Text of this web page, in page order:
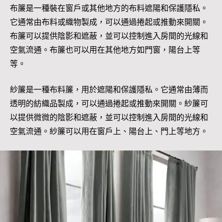
布簾是一種裝在窗戶或其他地方的布料遮陽和保護隱私。
它通常由布料或織物製成，可以通過捲起或推動來開關。
布簾可以提供陰影和遮蔽，並可以控制進入房間的光線和
空氣流通。布簾也可以用在其他地方如門窗，陽台上等
等。
紗簾是一種布料簾，用於遮陽和保護隱私。它通常由薄而
透明的紡織品製成，可以通過捲起或推動來開關。紗簾可
以提供微微的陰影和遮蔽，並可以控制進入房間的光線和
空氣流通。紗簾可以用在窗戶上、陽台上、門上等地方。